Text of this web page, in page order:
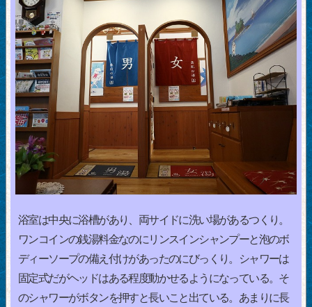
浴室は中央に浴槽があり、両サイドに洗い場があるつくり。
ワンコインの銭湯料金なのにリンスインシャンプーと泡のボ
ディーソープの備え付けがあったのにびっくり。シャワーは
固定式だがヘッドはある程度動かせるようになっている。そ
のシャワーがボタンを押すと長いこと出ている。あまりに長